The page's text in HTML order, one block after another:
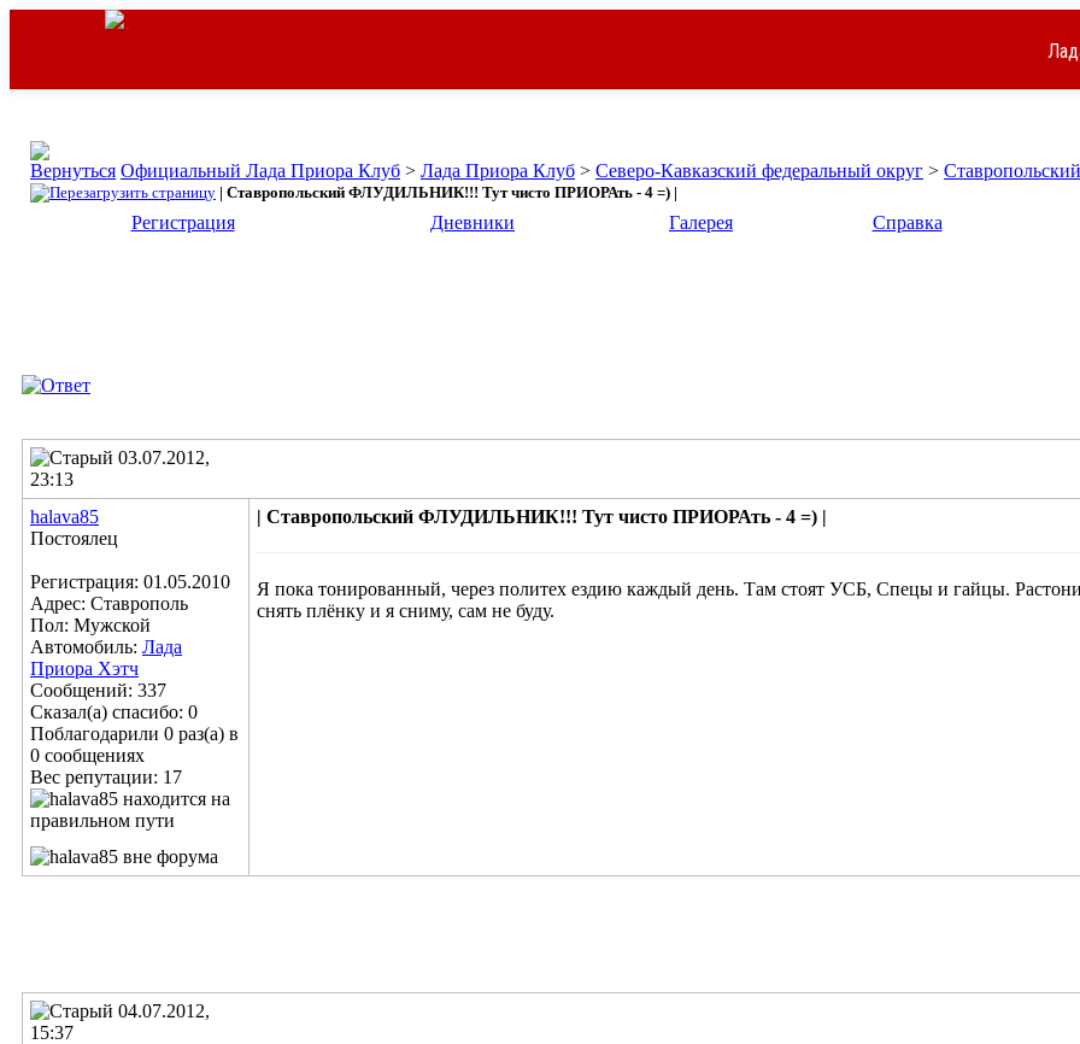
Официальный Лада Приора Клуб > Лада Приора Клуб > Северо-Кавказский федеральный округ >
| Ставропольский ФЛУДИЛЬНИК!!! Тут чисто ПРИОРАть - 4 =) |
Регистрация Дневники Галерея Справка
03.07.2012,
23:13
halava85
Постоялец
Регистрация: 01.05.2010
Адрес: Ставрополь
Пол: Мужской
Автомобиль: Лада
Приора Хэтч
Сообщений: 337
Сказал(а) спасибо: 0
Поблагодарили 0 раз(а) в
0 сообщениях
Вес репутации: 17
| Ставропольский ФЛУДИЛЬНИК!!! Тут чисто ПРИОРАть - 4 =) |
Я пока тонированный, через политех ездию каждый день. Там стоят УСБ, Спецы и гайцы.
снять плёнку и я сниму, сам не буду.
04.07.2012,
15:37